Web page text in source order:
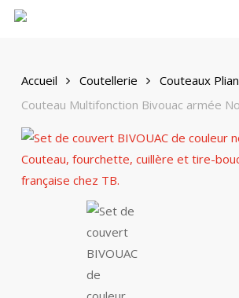
Skip
contentAccueil Coutellerie Couteaux
Couteau Multifonction Bivouac armée